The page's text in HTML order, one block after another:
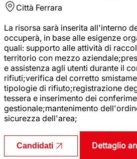
Città Ferrara
La risorsa sarà inserita all'interno
occuperà, in base alle esigenze
quali: supporto alle attività di
territorio con mezzo
e assistenza agli utenti durante il
rifiuti;verifica del corretto
tipologie di rifiuto;registrazione
tessera e inserimento dei
gestionale;mantenimento
sicurezza dell'area;
Candidati Dettaglio